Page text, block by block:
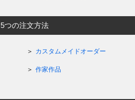
5つの注文方法
カスタムメイドオーダー
作家作品